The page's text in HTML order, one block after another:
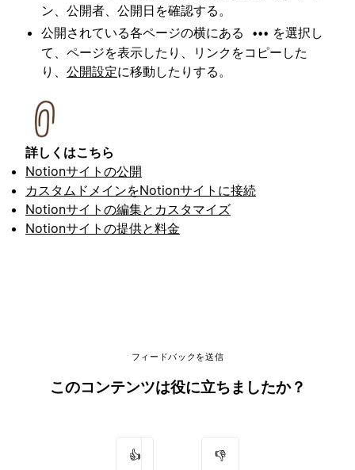
ン、公開者、公開日を確認する。
公開されている各ページの横にある
••• を選択し
て、ページを表示したり、リンクをコピーした
り、 公開設定に移動したりする。
詳しくはこちら
Notionサイトの公開
カスタムドメインをNotionサイトに接続
Notionサイトの編集とカスタマイズ
Notionサイトの提供と料金
フィードバックを送信
このコンテンツは役に立ちましたか？
👍 👎